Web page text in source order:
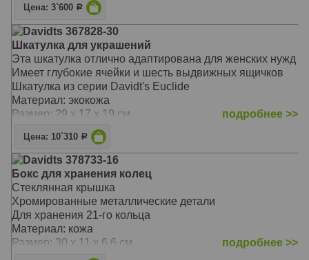
Цена: 3`600 Р
Davidts 367828-30
Шкатулка для украшений
Эта шкатулка отлично адаптирована для женских нужд
Имеет глубокие ячейки и шесть выдвижных ящичков
Шкатулка из серии Davidt's Euclide
Материал: экокожа
Размер: 29 х 17 х 19 см
подробнее >>
Цена: 10`310 Р
Davidts 378733-16
Бокс для хранения колец
Стеклянная крышка
Хромированные металлические детали
Для хранения 21-го кольца
Материал: кожа
Размер: 30 х 11 х 6,6 см
подробнее >>